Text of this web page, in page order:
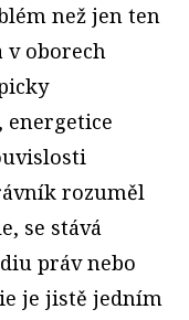
než jen ten
v oborech
rozuměl
se stává
práv nebo
je jistě jedním